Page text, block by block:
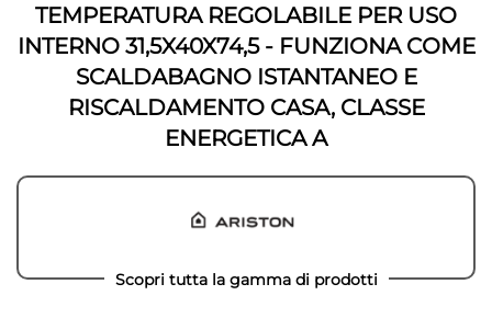
TEMPERATURA REGOLABILE PER USO
INTERNO 31,5X40X74,5 - FUNZIONA COME
SCALDABAGNO ISTANTANEO E
RISCALDAMENTO CASA, CLASSE
ENERGETICA A
Scopri tutta la gamma di prodotti